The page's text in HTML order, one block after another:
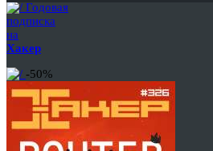
Годовая
подписка
на
Хакер
-50%